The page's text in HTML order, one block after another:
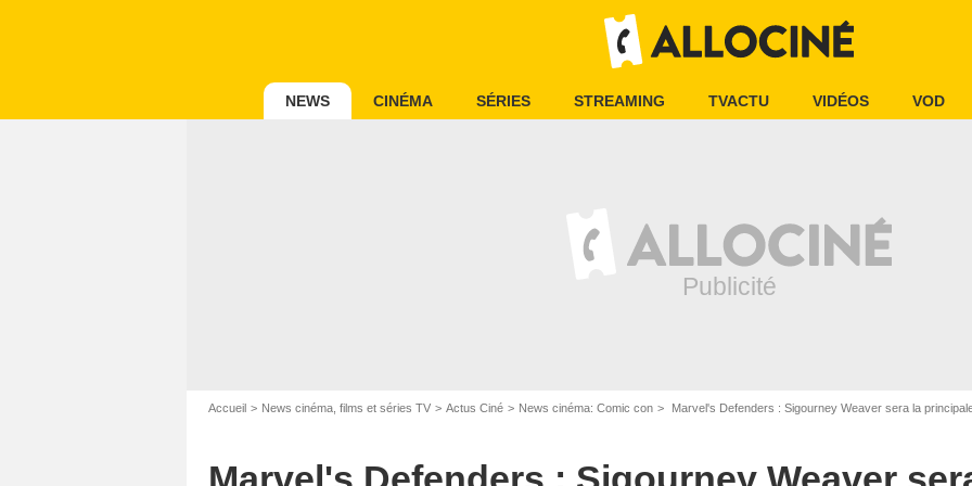
NEWS CINÉMA SÉRIES STREAMING TVACTU VIDÉOS VOD
Accueil News cinéma, films et séries TV Actus Ciné News cinéma: Comic con Marvel's Defenders : Sigourney Weaver sera la